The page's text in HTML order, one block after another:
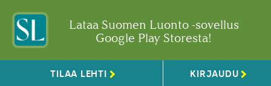
Lataa Suomen Luonto -sovellus
Google Play Storesta!
TILAA LEHTI KIRJAUDU